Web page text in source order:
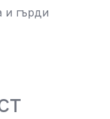
и гърди